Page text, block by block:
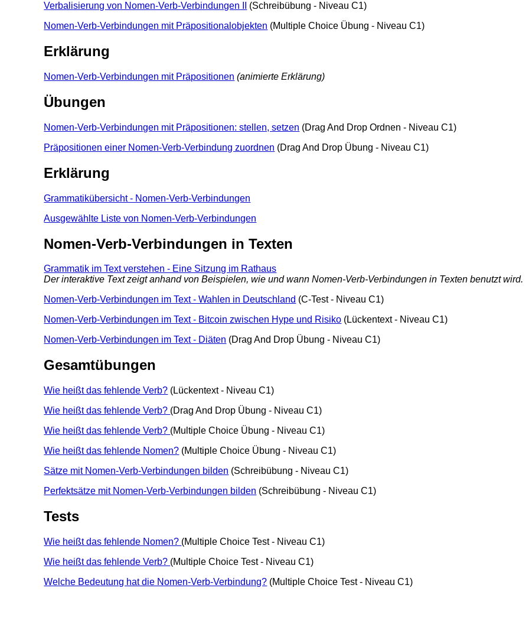
Verbalisierung von Nomen-Verb-Verbindungen II
(Schreibübung - Niveau C1)
Nomen-Verb-Verbindungen mit Präpositionalobjekten (Multiple Choice Übung - Niveau C1)
Erklärung
Nomen-Verb-Verbindungen mit Präpositionen (animierte Erklärung)
Übungen
Nomen-Verb-Verbindungen mit Präpositionen: stellen, setzen (Drag And Drop Ordnen - Niveau C1)
Präpositionen einer Nomen-Verb-Verbindung zuordnen (Drag And Drop Übung - Niveau C1)
Erklärung
Grammatikübersicht - Nomen-Verb-Verbindungen
Ausgewählte Liste von Nomen-Verb-Verbindungen
Nomen-Verb-Verbindungen in Texten
Grammatik im Text verstehen - Eine Sitzung im Rathaus
Der interaktive Text zeigt anhand von Beispielen, wie und wann Nomen-Verb-Verbindungen in Texten benutzt wird.
Nomen-Verb-Verbindungen im Text - Wahlen in Deutschland (C-Test - Niveau C1)
Nomen-Verb-Verbindungen im Text - Bitcoin zwischen Hype und Risiko (Lückentext - Niveau C1)
Nomen-Verb-Verbindungen im Text - Diäten (Drag And Drop Übung - Niveau C1)
Gesamtübungen
Wie heißt das fehlende Verb? (Lückentext - Niveau C1)
Wie heißt das fehlende Verb? (Drag And Drop Übung - Niveau C1)
Wie heißt das fehlende Verb? (Multiple Choice Übung - Niveau C1)
Wie heißt das fehlende Nomen? (Multiple Choice Übung - Niveau C1)
Sätze mit Nomen-Verb-Verbindungen bilden (Schreibübung - Niveau C1)
Perfektsätze mit Nomen-Verb-Verbindungen bilden (Schreibübung - Niveau C1)
Tests
Wie heißt das fehlende Nomen? (Multiple Choice Test - Niveau C1)
Wie heißt das fehlende Verb? (Multiple Choice Test - Niveau C1)
Welche Bedeutung hat die Nomen-Verb-Verbindung? (Multiple Choice Test - Niveau C1)